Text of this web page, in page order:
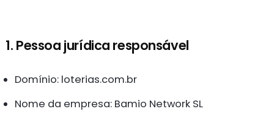
1. Pessoa jurídica responsável
Domínio: loterias.com.br
Nome da empresa: Bamio Network SL